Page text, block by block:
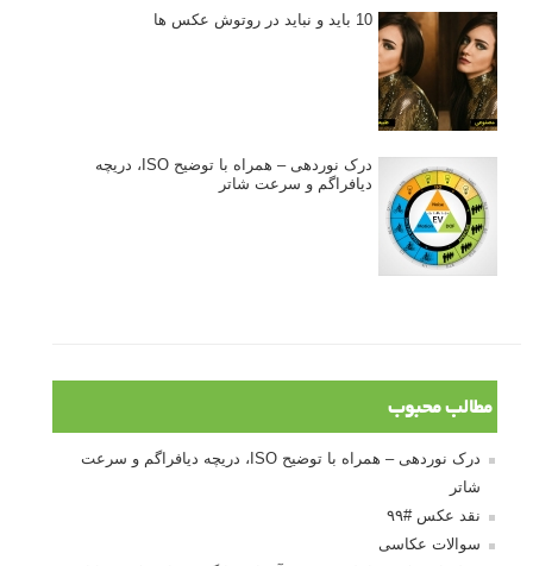
10 باید و نباید در روتوش عکس ها
درک نوردهی – همراه با توضیح ISO، دریچه
دیافراگم و سرعت شاتر
مطالب محبوب
درک نوردهی – همراه با توضیح ISO، دریچه دیافراگم و سرعت
شاتر
نقد عکس #۹۹
سوالات عکاسی